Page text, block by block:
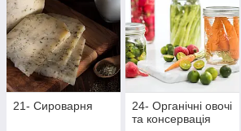
21- Сироварня
24- Органічні овочі
та консервація